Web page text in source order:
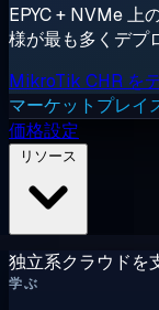
EPYC + NVMe 上
様が最も多くデプ
MikroTik CHR を
マーケットプレイ
価格設定
独立系クラウドを
学ぶ